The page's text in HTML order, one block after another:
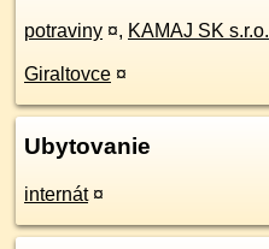
potraviny ¤, KAMAJ SK s.r.o.
Giraltovce ¤
Ubytovanie
internát ¤